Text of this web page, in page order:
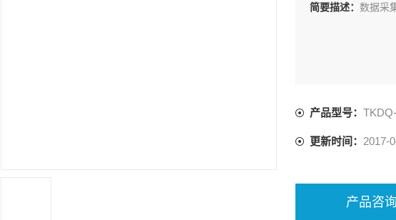
简要描述： 数据采
产品型号：
更新时间： 2017-
产品咨询